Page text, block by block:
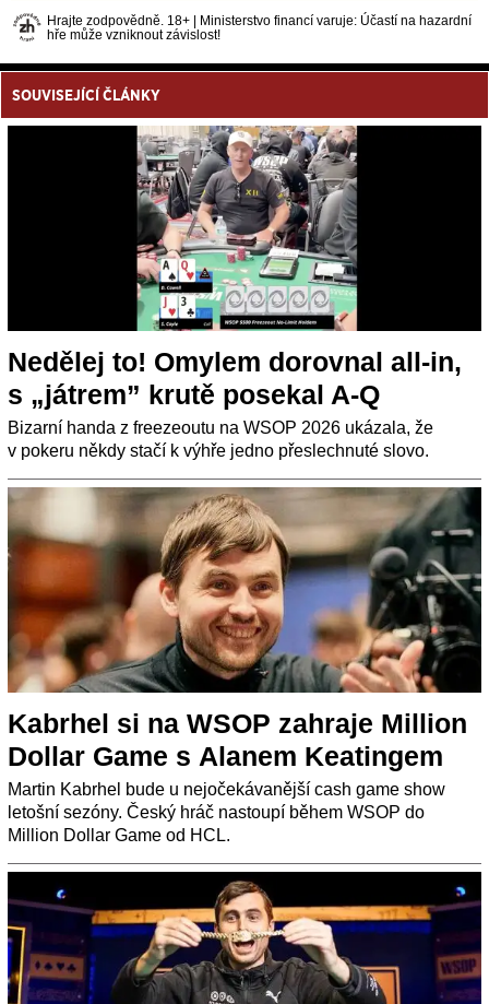
Hrajte zodpovědně. 18+ | Ministerstvo financí varuje: Účastí na hazardní
hře může vzniknout závislost!
SOUVISEJÍCÍ ČLÁNKY
Nedělej to! Omylem dorovnal all-in,
s „játrem” krutě posekal A-Q
Bizarní handa z freezeoutu na WSOP 2026 ukázala, že
v pokeru někdy stačí k výhře jedno přeslechnuté slovo.
Kabrhel si na WSOP zahraje Million
Dollar Game s Alanem Keatingem
Martin Kabrhel bude u nejočekávanější cash game show
letošní sezóny. Český hráč nastoupí během WSOP do
Million Dollar Game od HCL.